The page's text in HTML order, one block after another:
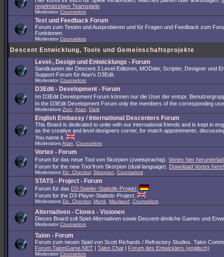
regelmässigen Teamspiele
Moderator Counselors
Test und Feedback Forum
Forum zum Testen und Ausprobieren und für Fragen und Feedback zum
Funktionen.
Moderator Counselors
Descent Entwicklung, Tools und Gemeinschaftsprojekte
Level-, Design und Entwicklungs - Forum
Sandkasten der Descent 3 Level-Editoren, MODder, Scripter, Designer und
Support-Forum für Atan's D3Edit.
Moderator Counselors
D3Edit - Development - Forum
Im D3Edit Development Forum können nur die User der entspr.
In the D3Edit Development Forum only the members of the corresponding
Moderators Zorc Atan Dark
English Embassy / International Descenters Forum
This Board is dedicated to unite with our international friends and is kept in
as the creative and level designers corner, for match appointments,
You name it.
ModeratorsAtan Counselors
Vortex - Forum
Forum für das neue Tool von Skorpion (zweisprachig). Vortex hier
Forum for the new Tool from Skorpion (dual-language). Download Vortex here!
Moderators Do_Checkor, Skorpion Counselors
STATS - Project - Forum
Forum für das D3-Spieler-Statistik-Projekt
Forum for the D3-Player-Statistic-Project.
Moderators Do_Checkor, Munk Maulwurf Counselors
Alternativen - Clones - Visionen
Dieses Board soll Spiel-Alternativen sowie Descent-ähnliche Games und
Moderator Counselors
Talon - Forum
Forum zum neuen Spiel von Scott Richards / Refractory Studios. Talon
Forum.TalonGame.NET | Talon Chat | Forum des Entwicklers (englisch)
Moderator Counselors